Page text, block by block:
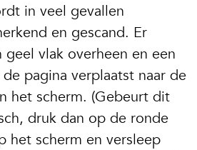
in veel gevallen
en gescand. Er
geel vlak overheen en een
pagina verplaatst naar de
het scherm. (Gebeurt dit
druk dan op de ronde
het scherm en versleep